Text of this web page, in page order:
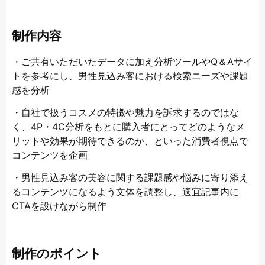
制作内容
・ご共有いただいたデータに加え分析ツールやQ＆Aサイ
トを参考にし、男性見込み客における検索ニーズや課題
感を分析
・自社で扱うコスメの特徴や魅力を訴求するのではな
く、4P・4C分析をもとに購入者にとってどのようなメ
リットや効果が期待できるのか、といった消費者視点で
コンテンツを企画
・男性見込み客の美容に関する課題感や悩みに寄り添え
るコンテンツになるよう文体を調整し、適宜記事内に
CTAを設けながら制作
制作のポイント